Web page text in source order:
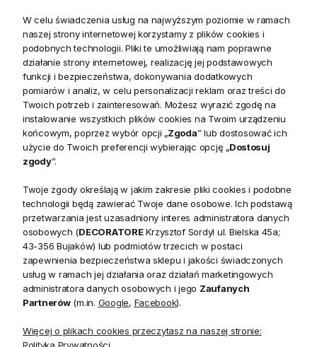
Abażurem Wys. 72cm
1 266,50 zł
Cena regularna:1 490,00 zł
-15%
Delia Lene Bjerre
379,00 zł
W celu świadczenia usług na najwyższym poziomie w ramach
naszej strony internetowej korzystamy z plików cookies i
podobnych technologii. Pliki te umożliwiają nam poprawne
działanie strony internetowej, realizację jej podstawowych
funkcji i bezpieczeństwa, dokonywania dodatkowych
pomiarów i analiz, w celu personalizacji reklam oraz treści do
Twoich potrzeb i zainteresowań. Możesz wyrazić zgodę na
instalowanie wszystkich plików cookies na Twoim urządzeniu
końcowym, poprzez wybór opcji „Zgoda” lub dostosować ich
użycie do Twoich preferencji wybierając opcję „Dostosuj
zgody”.
Twoje zgody określają w jakim zakresie pliki cookies i podobne
technologii będą zawierać Twoje dane osobowe. Ich podstawą
przetwarzania jest uzasadniony interes administratora danych
osobowych (DECORATOREKrzysztof Sordyl ul. Bielska 45a;
43-356 Bujaków) lub podmiotów trzecich w postaci
zapewnienia bezpieczeństwa sklepu i jakości świadczonych
usług w ramach jej działania oraz działań marketingowych
administratora danych osobowych i jego Zaufanych
Partnerów(m.in. Google, Facebook).
Więcej o plikach cookies przeczytasz na naszej stronie: